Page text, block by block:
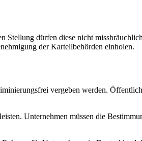
dürfen diese nicht
der Kartellbehörden einholen.
vergeben werden.
Unternehmen müssen die